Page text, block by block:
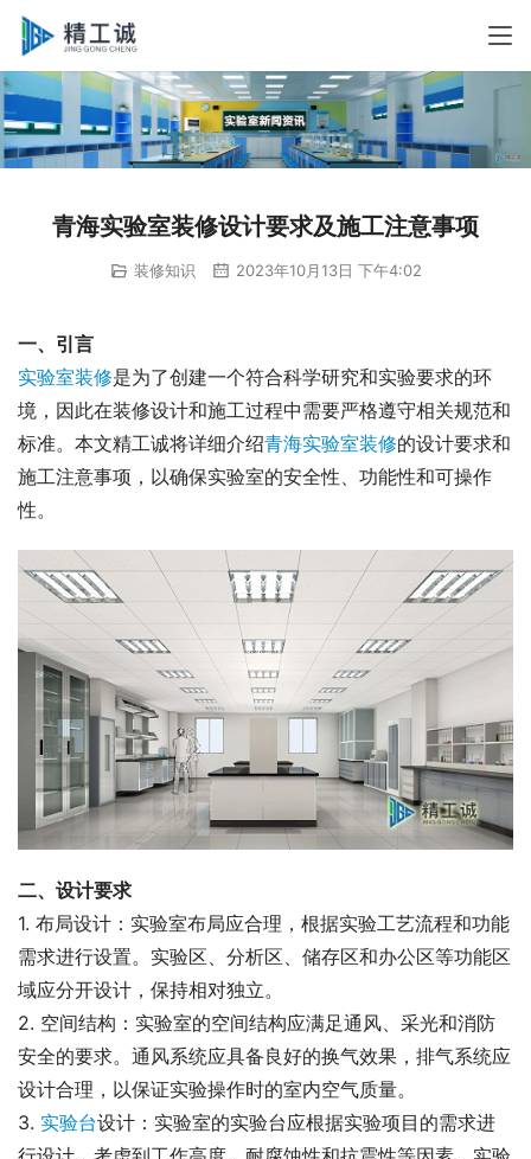
青海实验室装修设计要求及施工注意事项
装修知识 2023年10月13日 下午4:02
一、引言
实验室装修是为了创建一个符合科学研究和实验要求的环
境，因此在装修设计和施工过程中需要严格遵守相关规范和
标准。本文精工诚将详细介绍青海实验室装修的设计要求和
施工注意事项，以确保实验室的安全性、功能性和可操作
性。
二、设计要求
1. 布局设计：实验室布局应合理，根据实验工艺流程和功能
需求进行设置。实验区、分析区、储存区和办公区等功能区
域应分开设计，保持相对独立。
2. 空间结构：实验室的空间结构应满足通风、采光和消防
安全的要求。通风系统应具备良好的换气效果，排气系统应
设计合理，以保证实验操作时的室内空气质量。
3. 实验台设计：实验室的实验台应根据实验项目的需求进